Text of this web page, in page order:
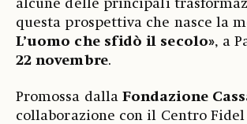
alcune delle principali
questa prospettiva che nasce la
L’uomo che sfidò il secolo», a
22 novembre.
Promossa dallaFondazione
collaborazione con il Centro